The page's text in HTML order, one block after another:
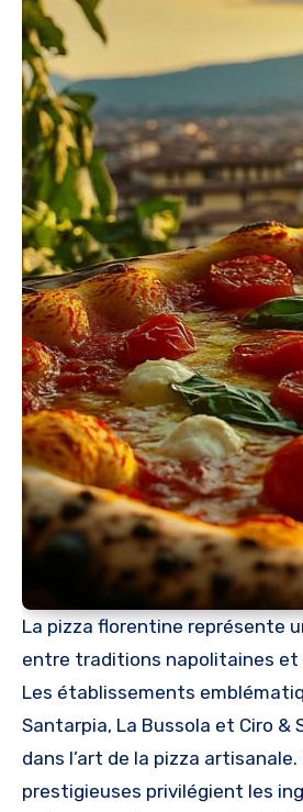
La pizza florentine représente
entre traditions napolitaines et
Les établissements
Santarpia, La Bussola et Ciro &
dans l’art de la pizza artisanale.
prestigieuses privilégient les